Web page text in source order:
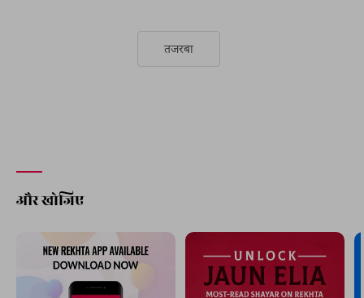
तजरबा
और खोजिए